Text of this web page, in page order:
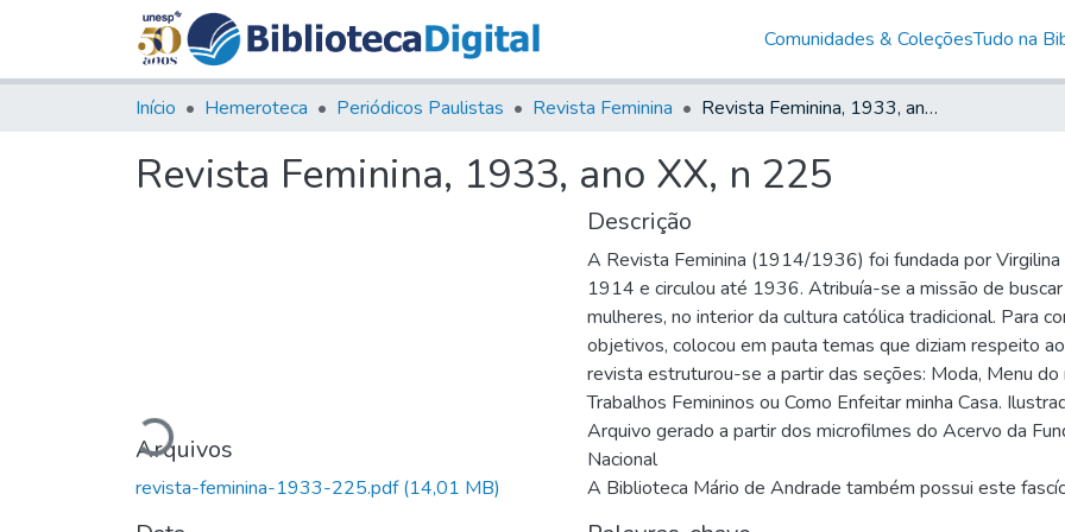
Comunidades & ColeçõesTudo na
Início Hemeroteca Periódicos Paulistas Revista Feminina Revista Feminina, 1933, ano XX, n 225
Revista Feminina, 1933, ano XX, n 225
Carregando...
Arquivos
revista-feminina-1933-225.pdf(14,01 MB)
Descrição
A Revista Feminina (1914/1936) foi fundada por Virgilina
1914 e circulou até 1936. Atribuía-se a missão de buscar
mulheres, no interior da cultura católica tradicional. Para
objetivos, colocou em pauta temas que diziam respeito
revista estruturou-se a partir das seções: Moda, Menu do
Trabalhos Femininos ou Como Enfeitar minha Casa.
Arquivo gerado a partir dos microfilmes do Acervo da
Nacional
A Biblioteca Mário de Andrade também possui este